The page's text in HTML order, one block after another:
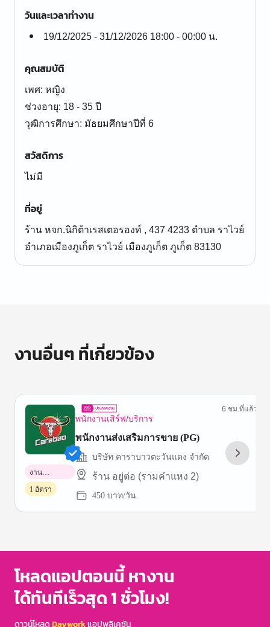
วันและเวลาทำงาน
19/12/2025 - 31/12/2026 18:00 - 00:00 น.
คุณสมบัติ
เพศ: หญิง
ช่วงอายุ: 18 - 35 ปี
สวัสดิการ
ไม่มี
ที่อยู่
ร้าน หจก.นิกิต้าเรสเตอรองท์ , 437 4233 ตำบล ราไวย์
อำเภอเมืองภูเก็ต ราไวย์ เมืองภูเก็ต ภูเก็ต 83130
งานอื่นๆ ที่เกี่ยวข้อง
พนักงานเสิร์ฟ/บริการ
6 ชม.ที่แล้ว
พนักงานส่งเสริมการขาย (PG)
บริษัท คาราบาวตะวันแดง จำกัด
ร้าน อยู่ต่อ (รามคำแหง 2)
450 บาท/วัน
งาน
พาร์ทไทม์
1 อัตรา
of
โหลดแอปตอนนี้ หางาน
ได้ทันทีเร็วสุด 1 ชั่วโมง!
ดาวน์โหลดDayworkแอปพลิเคชัน